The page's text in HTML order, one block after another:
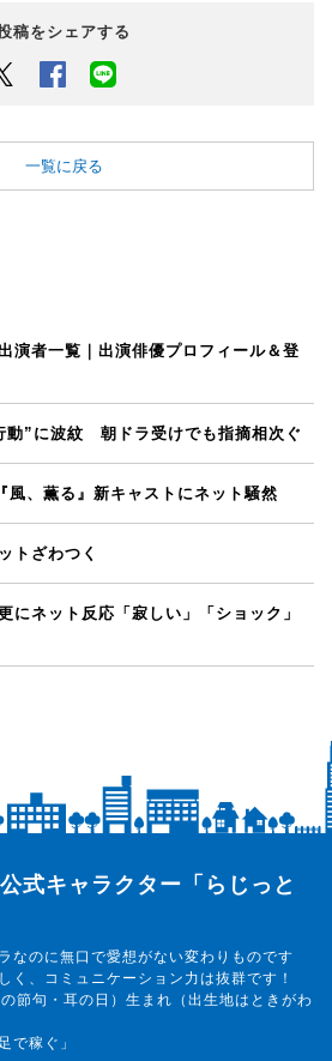
稿をシェアする
Twitter Facebook
一覧に戻る
演者一覧｜出演俳優プロフィール＆登
動”に波紋 朝ドラ受けでも指摘相次ぐ
風、薫る』新キャストにネット騒然
トざわつく
にネット反応「寂しい」「ショック」
式キャラクター「らじっと
なのに無口で愛想がない変わりものです
く、コミュニケーション力は抜群です！
節句・耳の日）生まれ（出生地はときがわ
で稼ぐ」